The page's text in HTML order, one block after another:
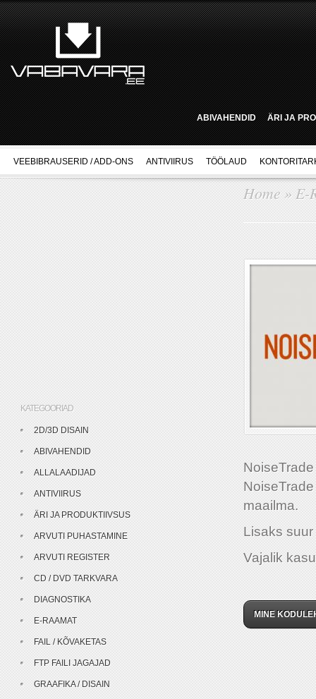
ABIVAHENDID ÄRI JA
VEEBIBRAUSERID / ADD-ONS ANTIVIIRUS TÖÖLAUD
Home » E-
maailma.
Lisaks
Vajalik
MINE
KATEGOORIAD
2D/3D DISAIN
ABIVAHENDID
ALLALAADIJAD
ANTIVIIRUS
ÄRI JA PRODUKTIIVSUS
ARVUTI PUHASTAMINE
ARVUTI REGISTER
CD / DVD TARKVARA
DIAGNOSTIKA
E-RAAMAT
FAIL / KÕVAKETAS
FTP FAILI JAGAJAD
GRAAFIKA / DISAIN